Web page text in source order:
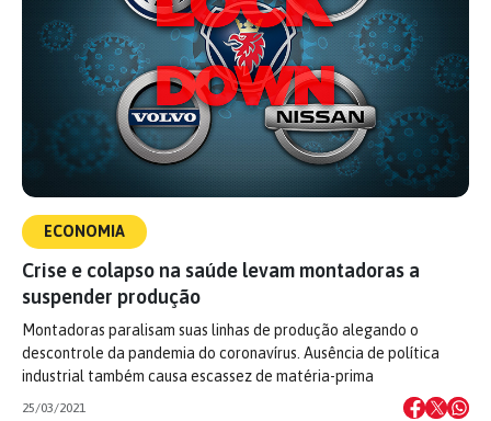
ECONOMIA
Crise e colapso na saúde levam montadoras a
suspender produção
Montadoras paralisam suas linhas de produção alegando o
descontrole da pandemia do coronavírus. Ausência de política
industrial também causa escassez de matéria-prima
25/03/2021